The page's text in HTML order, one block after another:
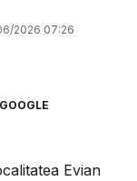
2026 07:26
Evian